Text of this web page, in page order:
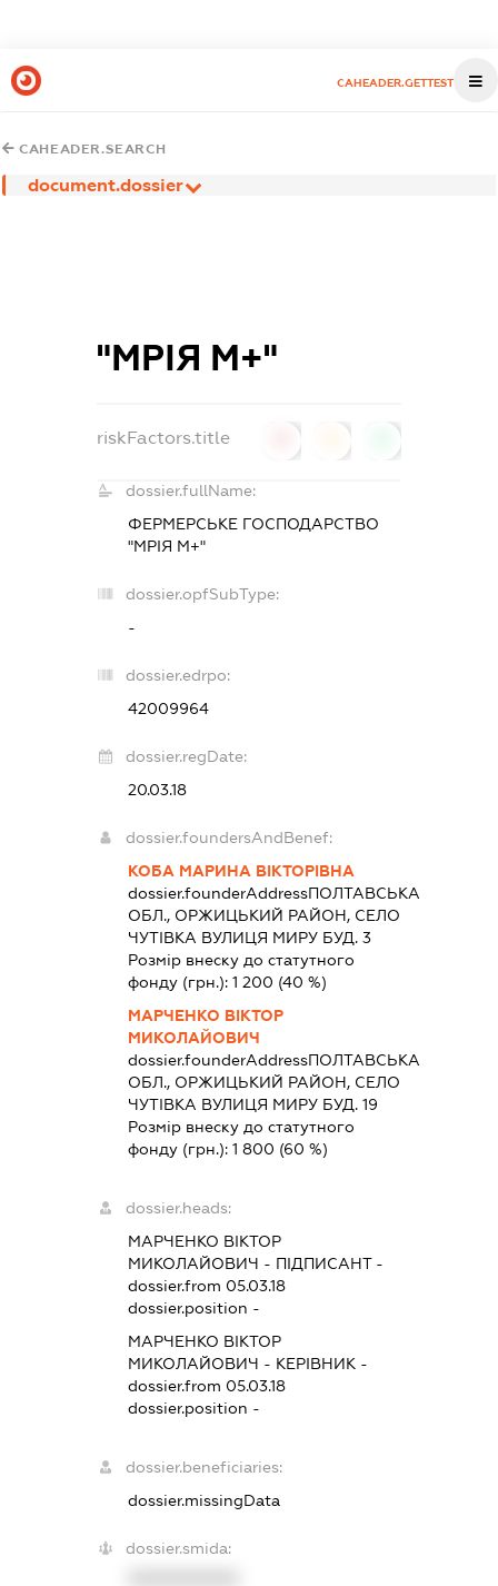
CAHEADER.GETTEST
CAHEADER.SEARCH
document.dossier
"МРІЯ М+"
riskFactors.title
dossier.fullName:
ФЕРМЕРСЬКЕ ГОСПОДАРСТВО
"МРІЯ М+"
dossier.opfSubType:
-
dossier.edrpo:
42009964
dossier.regDate:
20.03.18
dossier.foundersAndBenef:
КОБА МАРИНА ВІКТОРІВНА
dossier.founderAddressПОЛТАВСЬКА
ОБЛ., ОРЖИЦЬКИЙ РАЙОН, СЕЛО
ЧУТІВКА ВУЛИЦЯ МИРУ БУД. 3
Розмір внеску до статутного
фонду (грн.): 1 200 (40 %)
МАРЧЕНКО ВІКТОР
МИКОЛАЙОВИЧ
dossier.founderAddressПОЛТАВСЬКА
ОБЛ., ОРЖИЦЬКИЙ РАЙОН, СЕЛО
ЧУТІВКА ВУЛИЦЯ МИРУ БУД. 19
Розмір внеску до статутного
фонду (грн.): 1 800 (60 %)
dossier.heads:
МАРЧЕНКО ВІКТОР
МИКОЛАЙОВИЧ - ПІДПИСАНТ-
dossier.from 05.03.18
dossier.position -
МАРЧЕНКО ВІКТОР
МИКОЛАЙОВИЧ - КЕРІВНИК -
dossier.from 05.03.18
dossier.position -
dossier.beneficiaries:
dossier.missingData
dossier.smida: